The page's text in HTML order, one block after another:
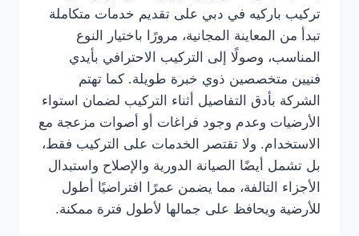
تركيب باركيه في دبي على تقديم خدمات متكاملة
تبدأ من المعاينة المجانية، مرورًا باختيار النوع
المناسب، وصولًا إلى التركيب الاحترافي بأيدي
فنيين متخصصين ذوي خبرة طويلة. كما تهتم
الشركة بأدق التفاصيل أثناء التركيب لضمان استواء
الأرضيات وعدم وجود فراغات أو أصوات مزعجة مع
الاستخدام. ولا تقتصر الخدمات على التركيب فقط،
بل تشمل أيضًا الصيانة الدورية والإصلاح واستبدال
الأجزاء التالفة، مما يضمن عمرًا افتراضيًا أطول
للأرضية ويحافظ على جمالها لأطول فترة ممكنة.